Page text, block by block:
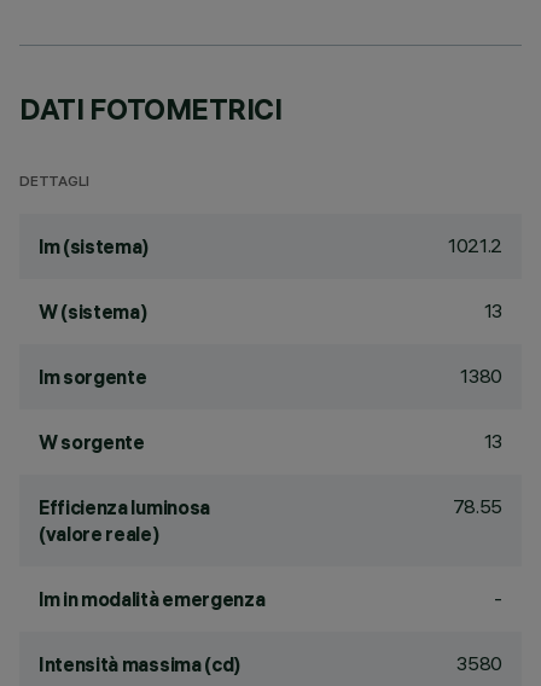
DATI FOTOMETRICI
DETTAGLI
lm (sistema) 1021.2
W (sistema) 13
lm sorgente 1380
W sorgente 13
Efficienza luminosa
(valore reale)
78.55
lm in modalità emergenza -
Intensità massima (cd) 3580